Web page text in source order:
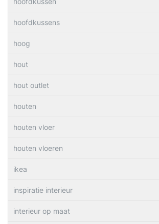
hoofdkussens
hoog
hout
hout outlet
houten
houten vloer
houten vloeren
ikea
inspiratie interieur
interieur op maat